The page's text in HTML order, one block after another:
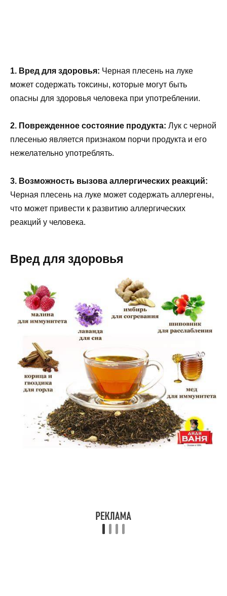
1. Вред для здоровья: Черная плесень на луке
может содержать токсины, которые могут быть
опасны для здоровья человека при употреблении.
2. Поврежденное состояние продукта: Лук с черной
плесенью является признаком порчи продукта и его
нежелательно употреблять.
3. Возможность вызова аллергических реакций:
Черная плесень на луке может содержать аллергены,
что может привести к развитию аллергических
реакций у человека.
Вред для здоровья